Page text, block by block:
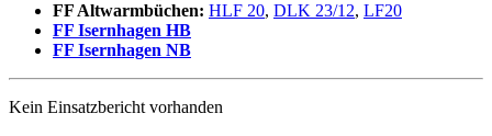
FF Altwarmbüchen: HLF 20, DLK 23/12, LF20
FF Isernhagen HB
FF Isernhagen NB
Kein Einsatzbericht vorhanden